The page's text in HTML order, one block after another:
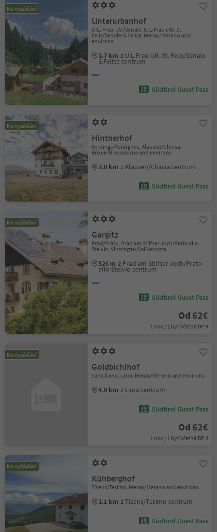
Na vyžádání
Unterurbanhof
U.L. Frau i.W./Senale, U.L.Frau i.W.-St.
Felix/Senale-S.Felice, Meran/Merano and
environs
1.7 km z U.L.Frau i.W.-St. Felix/Senale-
S.Felice centrum
Südtirol Guest Pass
Na vyžádání
Hintnerhof
Verdings/Verdignes, Klausen/Chiusa,
Brixen/Bressanone and environs
2.0 km z Klausen/Chiusa centrum
Südtirol Guest Pass
Na vyžádání
Gargitz
Prad/Prato, Prad am Stilfser Joch/Prato allo
Stelvio, Vinschgau/Val Venosta
526 m z Prad am Stilfser Joch/Prato
allo Stelvio centrum
Südtirol Guest Pass
Od 62€
1 noc / 1 byt Včetně DPH
Na vyžádání
Goldbichlhof
Lana/Lana, Lana, Meran/Merano and environs
4.0 km z Lana centrum
Südtirol Guest Pass
Od 62€
1 noc / 1 byt Včetně DPH
Na vyžádání
Kühberghof
Tisens/Tesimo, Meran/Merano and environs
1.1 km z Tisens/Tesimo centrum
Südtirol Guest Pass